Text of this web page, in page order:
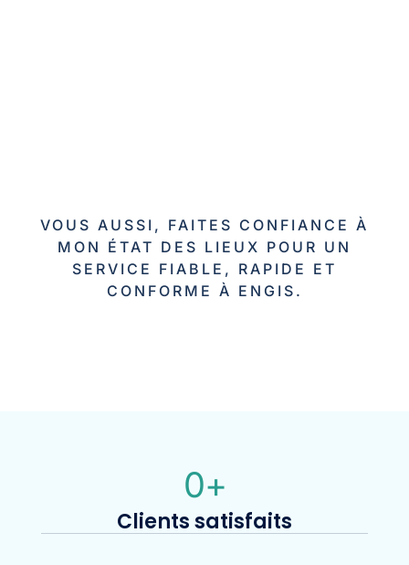
VOUS AUSSI, FAITES CONFIANCE À
MON ÉTAT DES LIEUX POUR UN
SERVICE FIABLE, RAPIDE ET
CONFORME À ENGIS.
Clients satisfaits
0+